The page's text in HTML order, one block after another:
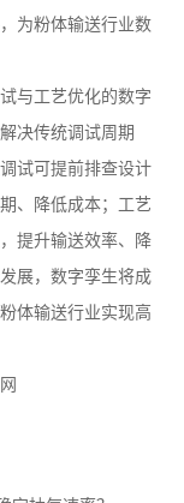
为粉体输送行业数
与工艺优化的数字
决传统调试周期
试可提前排查设计
、降低成本；工艺
提升输送效率、降
展，数字孪生将成
体输送行业实现高